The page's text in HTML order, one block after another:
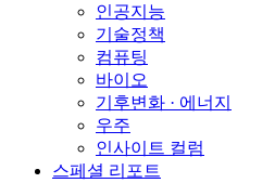
인공지능
기술정책
컴퓨팅
바이오
기후변화 · 에너지
우주
인사이트 컬럼
스페셜 리포트